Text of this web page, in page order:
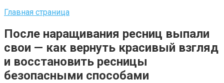
Главная страница
После наращивания ресниц выпали
свои — как вернуть красивый взгляд
и восстановить ресницы
безопасными способами